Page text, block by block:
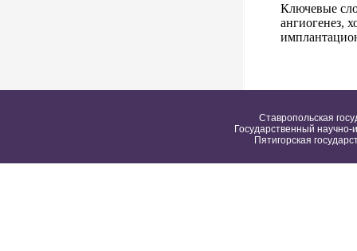
Ключевые
ангиогенез,
Ставропольская
Государственный научно-
Пятигорская